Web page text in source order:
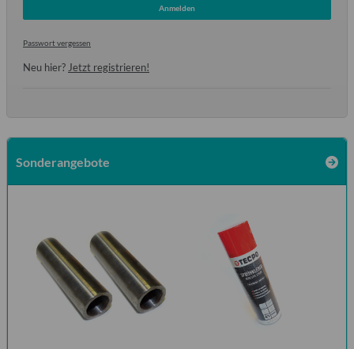
Anmelden
Passwort vergessen
Neu hier?Jetzt registrieren!
Sonderangebote